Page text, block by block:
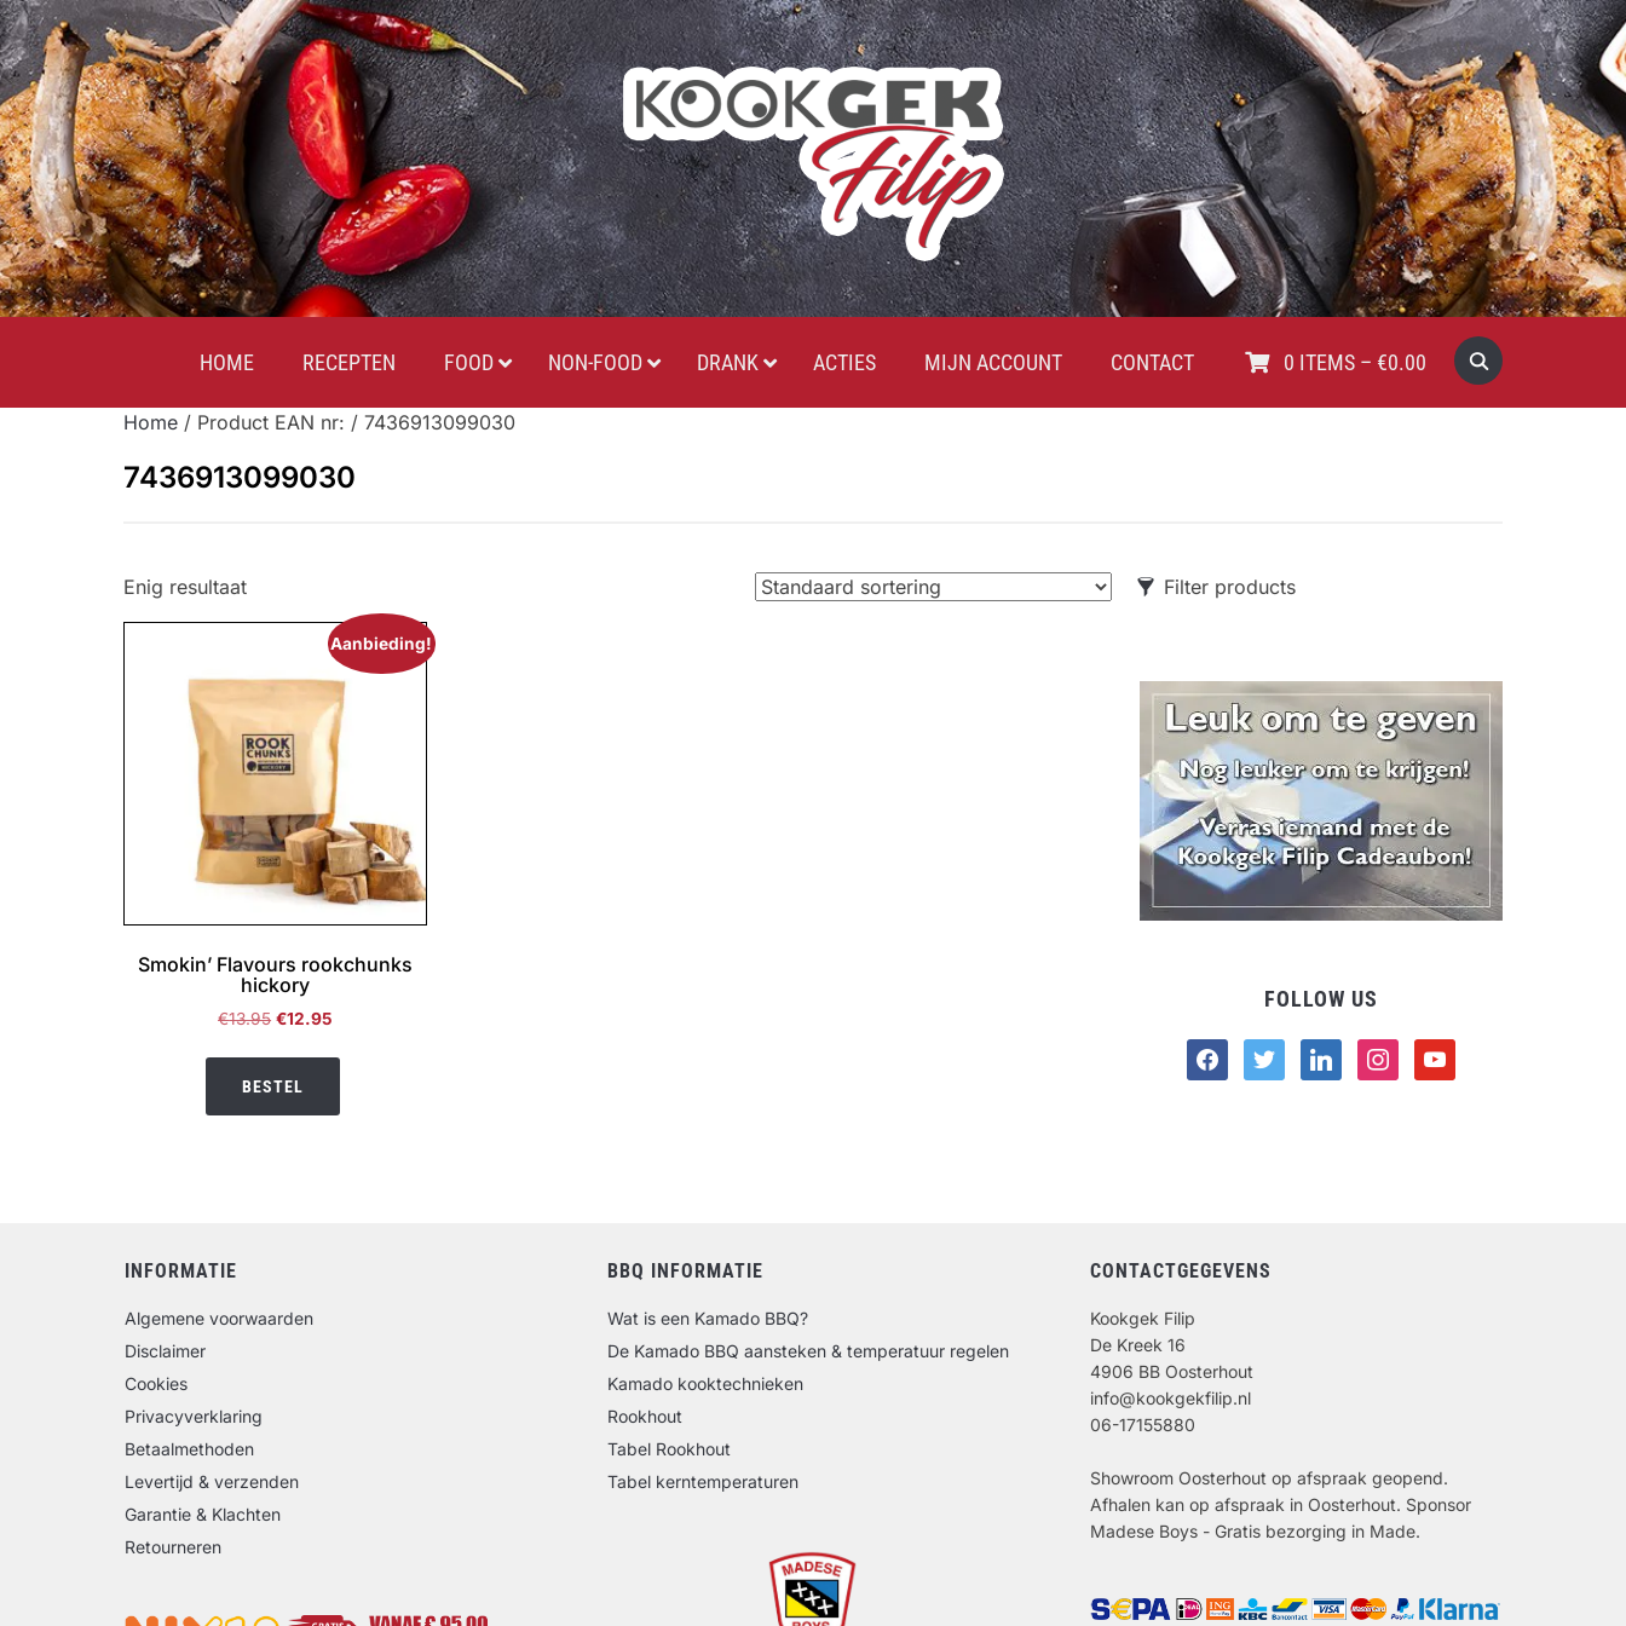
HOME RECEPTEN FOOD NON-FOOD DRANK ACTIES MIJN ACCOUNT CONTACT 0 ITEMS – €0.00
Home / Product EAN nr: / 7436913099030
7436913099030
Filter products
Food
Drank
Non-food
FOLLOW US
facebooktwitter linkedininstagramyoutube
Enig resultaat
Aanbieding!
Smokin’ Flavours rookchunks
hickory
€13.95 Oorspronkelijke
€13.95.
€12.95
BESTEL
INFORMATIE
Algemene voorwaarden
Disclaimer
Cookies
Privacyverklaring
Betaalmethoden
Levertijd & verzenden
Garantie & Klachten
Retourneren
BBQ INFORMATIE
Wat is een Kamado BBQ?
De Kamado BBQ aansteken & temperatuur regelen
Kamado kooktechnieken
Rookhout
Tabel Rookhout
Tabel kerntemperaturen
CONTACTGEGEVENS
Kookgek Filip
De Kreek 16
4906 BB Oosterhout
info@kookgekfilip.nl
06-17155880
Showroom Oosterhout op afspraak geopend.
Afhalen kan op afspraak in Oosterhout. Sponsor
Madese Boys - Gratis bezorging in Made.